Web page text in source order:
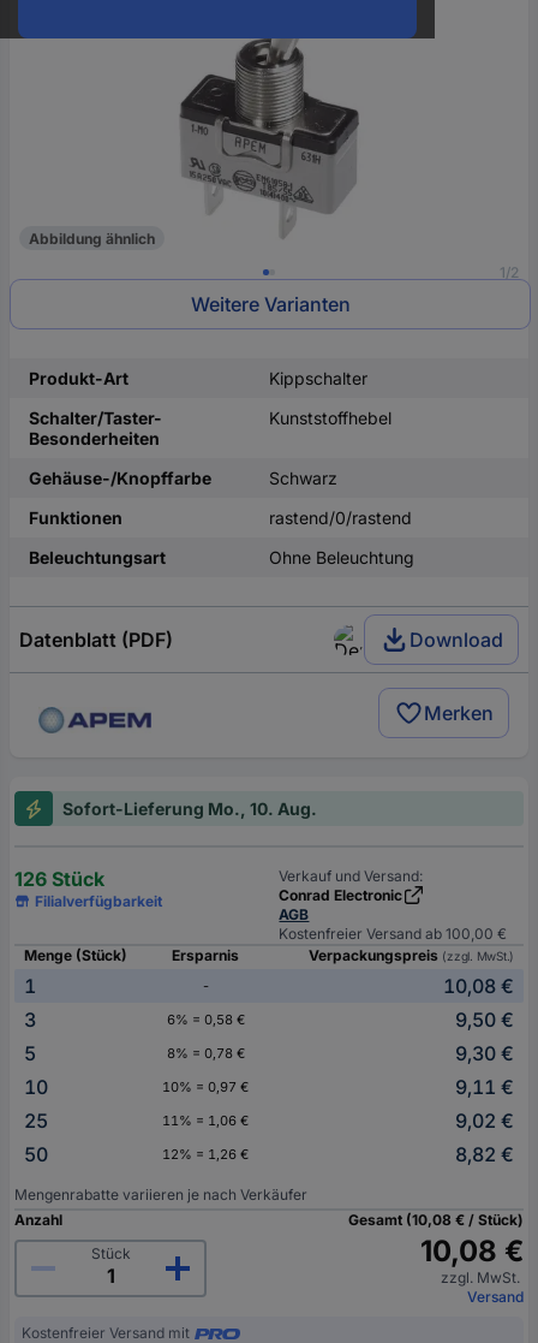
1/2
Abbildung ähnlich
Weitere Varianten
Produkt-Art
Kippschalter
Schalter/Taster-
Besonderheiten
Kunststoffhebel
Gehäuse-/Knopffarbe
Schwarz
Funktionen
rastend/0/rastend
Beleuchtungsart
Ohne Beleuchtung
Datenblatt (PDF) Download
Merken
Sofort-Lieferung Mo., 10. Aug.
126 Stück
Filialverfügbarkeit
Verkauf und Versand:
Conrad Electronic
AGB
Kostenfreier Versand ab 100,00 €
Menge (Stück)
Ersparnis Verpackungspreis (zzgl. MwSt.)
1 -
10,08 €
3
6% = 0,58 €
9,50 €
5
8% = 0,78 €
9,30 €
10
10% = 0,97 €
9,11 €
25
11% = 1,06 €
9,02 €
50
12% = 1,26 € 8,82 €
Mengenrabatte variieren je nach Verkäufer
Anzahl
Stück
Gesamt (10,08 € / Stück)
10,08 €
zzgl. MwSt.
Versand
Kostenfreier Versand mit